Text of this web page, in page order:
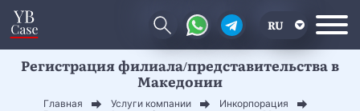
RU
EN
Регистрация филиала/представительства в
Македонии
Главная Услуги компании
Инкорпорация